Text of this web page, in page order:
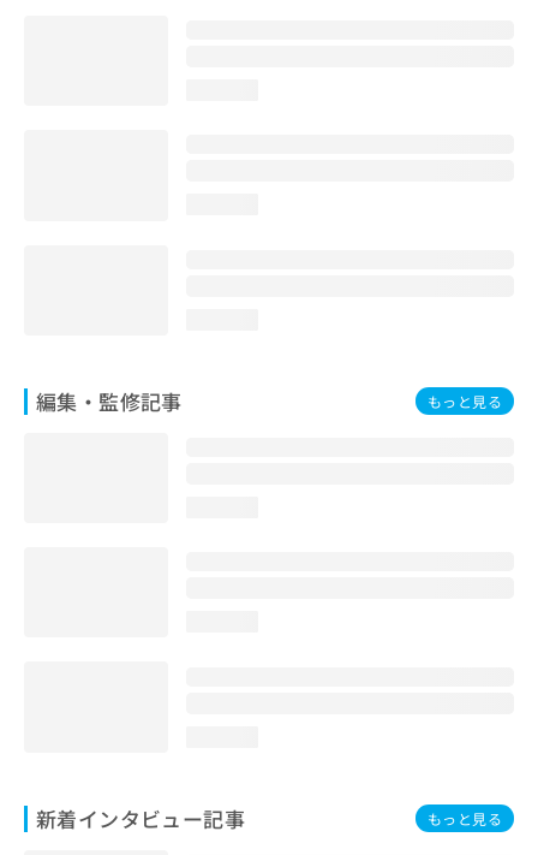
編集・監修記事 もっと見る
新着インタビュー記事 もっと見る